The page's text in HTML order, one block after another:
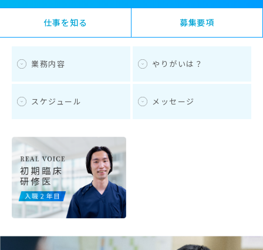
仕事を知る 募集要項
業務内容 やりがいは？
スケジュール メッセージ